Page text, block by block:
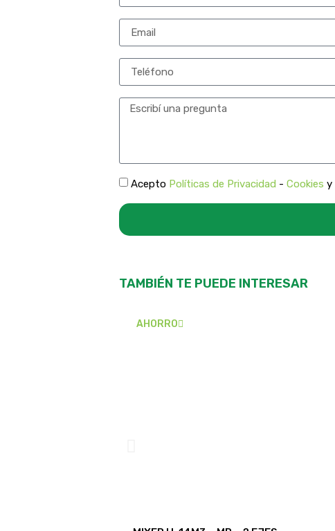
Acepto Políticas de Privacidad - Cookies y
TAMBIÉN TE PUEDE INTERESAR
AHORRO